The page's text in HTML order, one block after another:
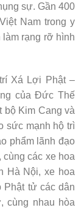
sự. Gần 400
Nam trong y
làm rạng rỡ hình
Xá Lợi Phật –
của Đức Thế
bộ Kim Cang và
sức mạnh hộ trì
phẩm lãnh đạo
các xe hoa
Hà Nội, xe hoa
Phật tử các dân
cùng nhau hòa